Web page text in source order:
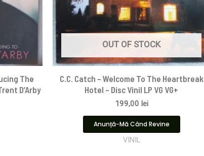
The
D’Arby
OUT OF STOCK
C.C. Catch – Welcome To The Heartbreak
Hotel – Disc Vinil LP VG VG+
199,00 lei
Anunță-Mă Când Revine
VINIL